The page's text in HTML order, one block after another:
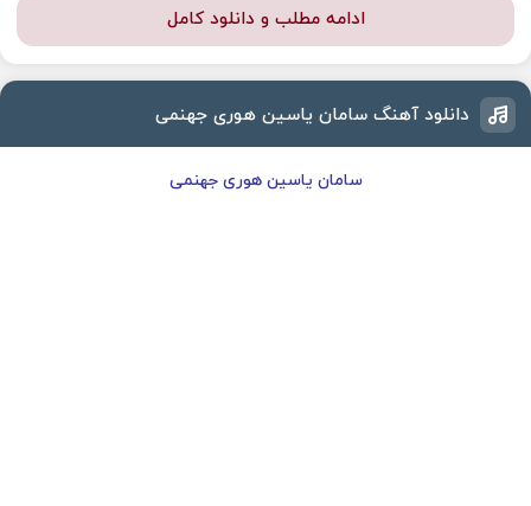
ادامه مطلب و دانلود کامل
دانلود آهنگ سامان یاسین هوری جهنمی
سامان یاسین هوری جهنمی